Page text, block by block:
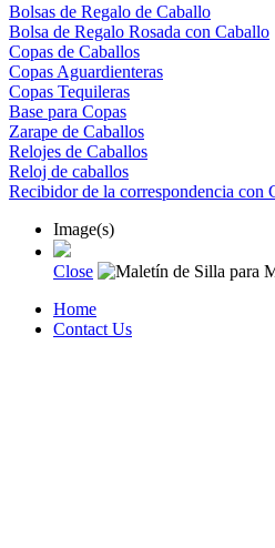
Bolsas de Regalo de Caballo
Bolsa de Regalo Rosada con Caballo
Copas de Caballos
Copas Aguardienteras
Copas Tequileras
Base para Copas
Zarape de Caballos
Relojes de Caballos
Reloj de caballos
Recibidor de la correspondencia con
Image(s)
Close
Home
Contact Us